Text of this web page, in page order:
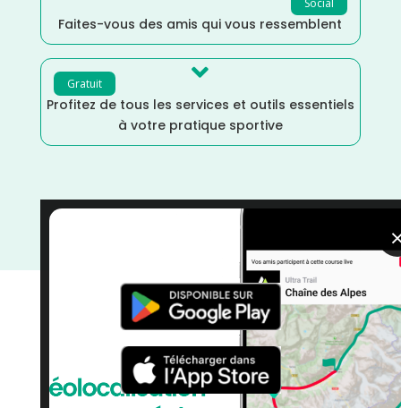
Faites-vous des amis qui vous ressemblent
Gratuit 
Profitez de tous les services et outils essentiels
à votre pratique sportive
Aveyron